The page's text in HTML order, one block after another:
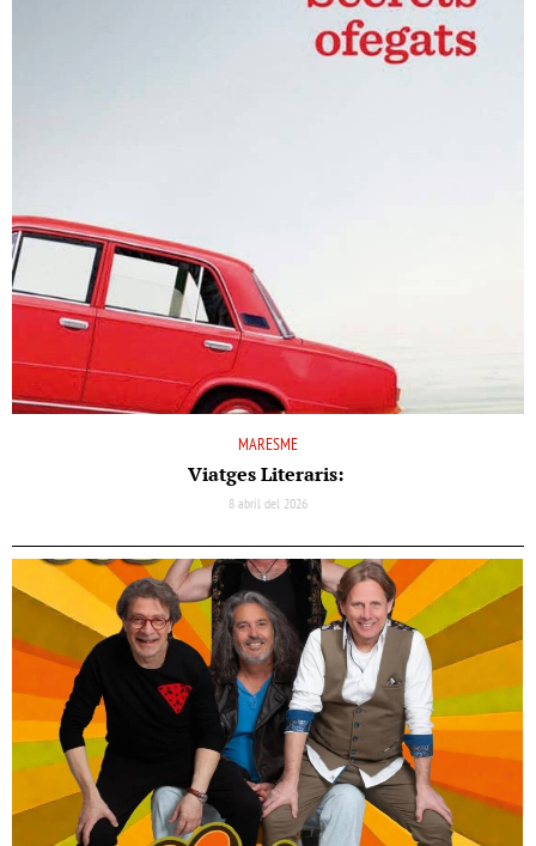
MARESME
Viatges Literaris:
8 abril del 2026